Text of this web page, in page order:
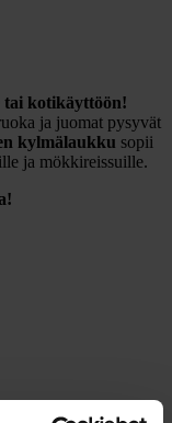
kotikäyttöön!
ja juomat pysyvät
kylmälaukku sopii
ja mökkireissuille.